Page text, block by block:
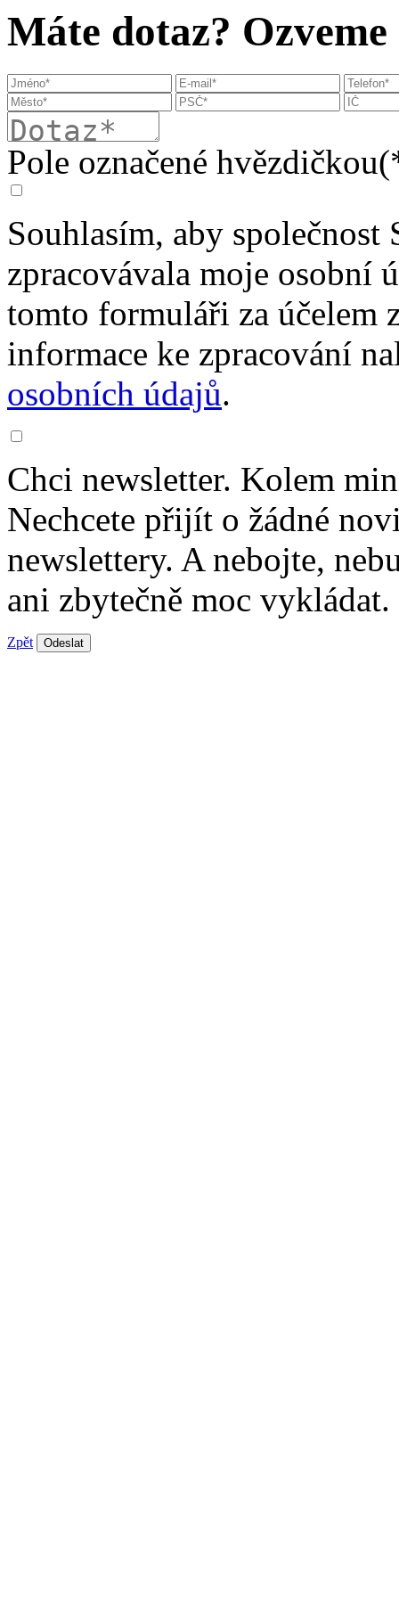
Máte dotaz? Ozveme
Pole označené
Souhlasím, aby společnost
zpracovávala moje osobní
tomto formuláři za účelem
informace ke zpracování
osobních údajů.
Chci newsletter. Kolem
Nechcete přijít o žádné
newslettery. A nebojte,
ani zbytečně moc vykládat.
Zpět Odeslat